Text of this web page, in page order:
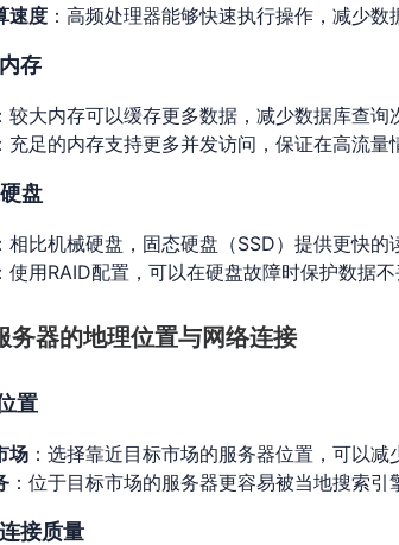
速度 ：高频处理器能够快速执行操作，减少数
存
：较大内存可以缓存更多数据，减少数据库查询
：充足的内存支持更多并发访问，保证在高流量
盘
：相比机械硬盘，固态硬盘（SSD）提供更快的
使用RAID配置，可以在硬盘故障时保护数据不
务器的地理位置与网络连接
置
场 ：选择靠近目标市场的服务器位置，可以减
：位于目标市场的服务器更容易被当地搜索引
接质量